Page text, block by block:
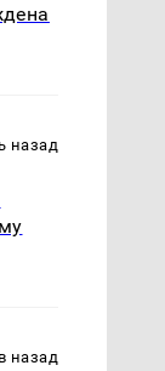
назад
назад